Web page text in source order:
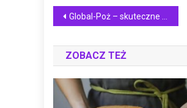
Nawigacja
wpisu
Global-Poż – skuteczne systemy zabezpieczeń przeciwpożarowych
ZOBACZ TEŻ